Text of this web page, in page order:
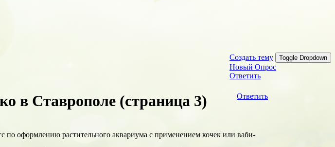
Создать тему Toggle Dropdown
Новый Опрос
Ответить
Ответить
в Ставрополе (страница 3)
по оформлению растительного аквариума с применением кочек или ваби-